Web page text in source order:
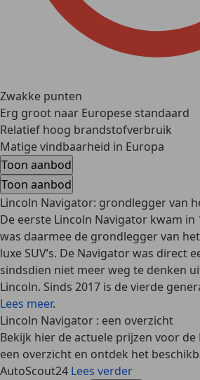
Zwakke punten
Erg groot naar Europese standaard
Relatief hoog brandstofverbruik
Matige vindbaarheid in Europa
Toon aanbod
Toon aanbod
Lincoln Navigator: grondlegger van
De eerste Lincoln Navigator kwam in
was daarmee de grondlegger van
luxe SUV’s. De Navigator was direct
sindsdien niet meer weg te denken
Lincoln. Sinds 2017 is de vierde
Lees meer.
Lincoln Navigator : een overzicht
Bekijk hier de actuele prijzen voor de
een overzicht en ontdek het
AutoScout24 Lees verder